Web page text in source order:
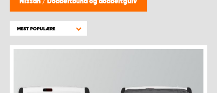
Nissan / Dobbeltbund og dobbeltgulv
MEST POPULÆRE